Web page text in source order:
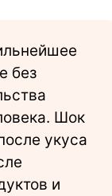
без
Шок
укуса
и